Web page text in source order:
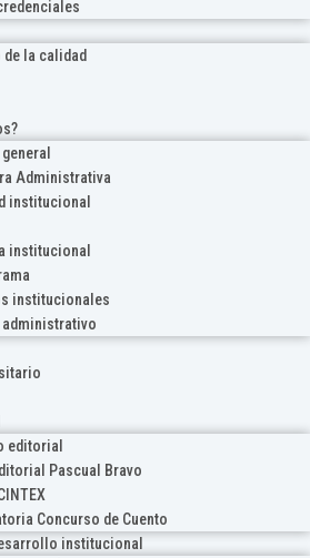
la calidad
Administrativa
institucional
institucional
institucionales
administrativo
editorial
Pascual Bravo
Concurso de Cuento
institucional